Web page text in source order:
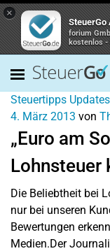
×
SteuerGo
forium
kostenlos -
Steuertipps Updates
4. März 2013 von
„Euro am
Lohnsteuer
Die Beliebtheit bei
nur bei unseren
Bewertungen
Medien.Der